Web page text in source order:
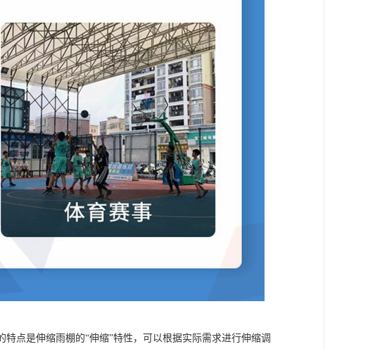
点是伸缩雨棚的“伸缩”特性，可以根据实际需求进行伸缩调